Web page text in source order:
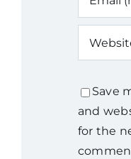
Save
and
for the